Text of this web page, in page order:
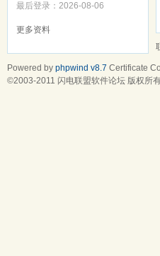
最后登录：2026-08-06
更多资料
Powered by phpwind v8.7 Certificate
©2003-2011 闪电联盟软件论坛 版权所